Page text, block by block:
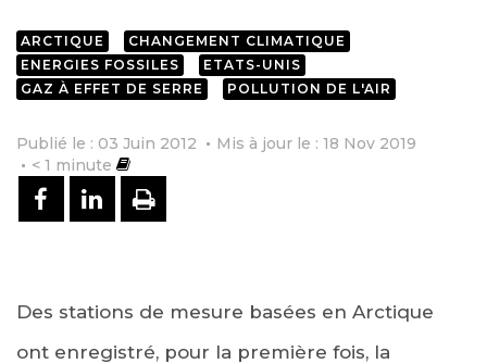
ARCTIQUE
CHANGEMENT CLIMATIQUE
ENERGIES FOSSILES
ETATS-UNIS
GAZ À EFFET DE SERRE
POLLUTION DE L'AIR
Publié le : 03 Juin 2012
Mis à jour le : 18 Nov 2019
< 1 minute
PARTAGER SUR FACEBOOK
PARTAGER SUR LINKEDIN
IMPRIMER
Des stations de mesure basées en Arctique
ont enregistré, pour la première fois, la